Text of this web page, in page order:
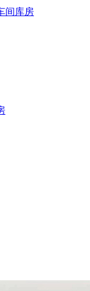
间库房